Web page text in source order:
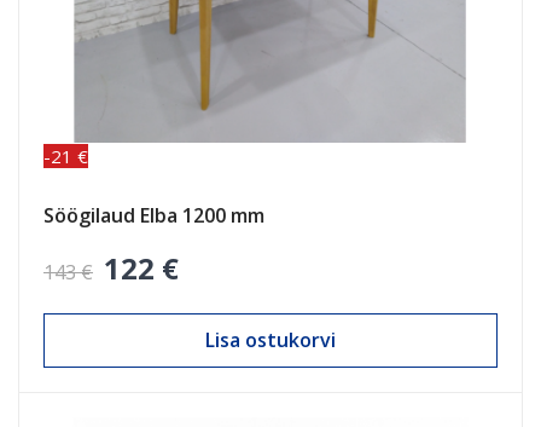
-21 €
Söögilaud Elba 1200 mm
143 € 122 €
Lisa ostukorvi